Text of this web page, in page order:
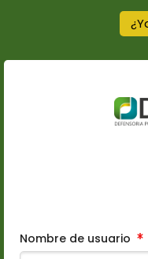
Salta al contenido
Nombre de usuario